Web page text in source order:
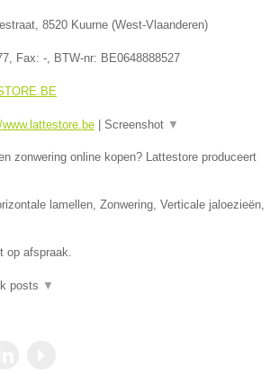
, 8520 Kuurne (West-Vlaanderen)
, Fax: -, BTW-nr: BE0648888527
Screenshot ▼
zonwering online kopen? Lattestore produceert
lamellen, Zonwering, Verticale jaloezieën,
op afspraak.
posts ▼